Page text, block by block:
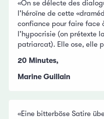
«On se délecte des
l'héroïne de cette
confiance pour faire face
l'hypocrisie (on prétexte
patriarcat). Elle ose, elle
20 Minutes,
Marine Guillain
«Eine bitterböse Satire